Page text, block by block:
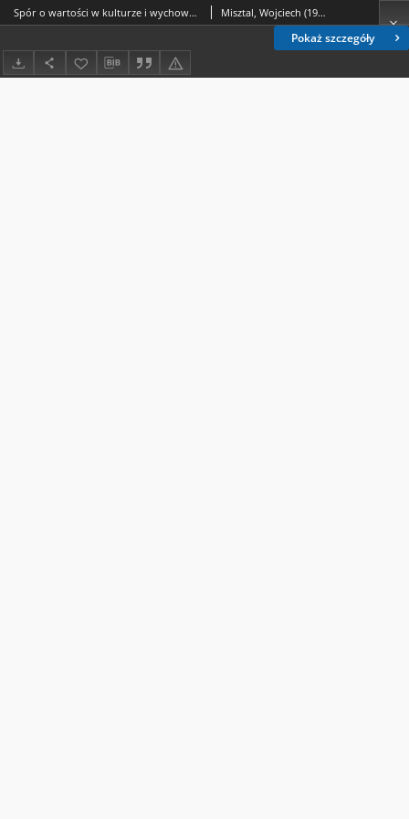
Pokaż szczegóły
Spór o wartości w kulturze i wychowaniu. Praca zbiór, pod red. F. Adamskiego,Kraków 1991, s. 242. [recenzja] Misztal, Wojciech (1962- ).